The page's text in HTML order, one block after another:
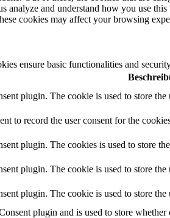
and understand how you use
cookies may affect your browsing
ensure basic functionalities and
plugin. The cookie is used to store
to record the user consent for the
plugin. The cookies is used to store
plugin. The cookie is used to store
plugin. The cookie is used to store
plugin and is used to store